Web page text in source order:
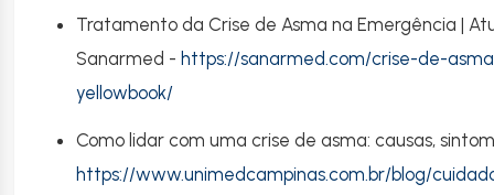
Tratamento da Crise de Asma na Emergência |
Sanarmed - https://sanarmed.com/crise-de-
yellowbook/
Como lidar com uma crise de asma: causas,
https://www.unimedcampinas.com.br/blog/